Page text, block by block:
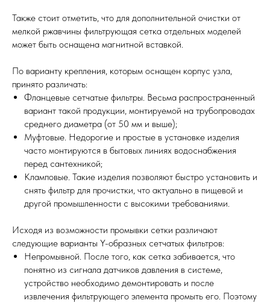
Также стоит отметить, что для дополнительной очистки от
мелкой ржавчины фильтрующая сетка отдельных моделей
может быть оснащена магнитной вставкой.
По варианту крепления, которым оснащен корпус узла,
принято различать:
Фланцевые сетчатые фильтры. Весьма распространенный
вариант такой продукции, монтируемой на трубопроводах
среднего диаметра (от 50 мм и выше);
Муфтовые. Недорогие и простые в установке изделия
часто монтируются в бытовых линиях водоснабжения
перед сантехникой;
Кламповые. Такие изделия позволяют быстро установить и
снять фильтр для прочистки, что актуально в пищевой и
другой промышленности с высокими требованиями.
Исходя из возможности промывки сетки различают
следующие варианты Y-образных сетчатых фильтров:
Непромывной. После того, как сетка забивается, что
понятно из сигнала датчиков давления в системе,
устройство необходимо демонтировать и после
извлечения фильтрующего элемента промыть его. Поэтому